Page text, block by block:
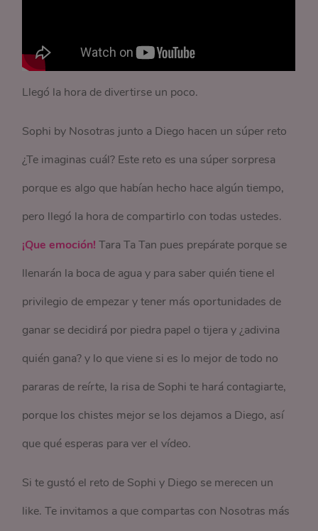
Llegó la hora de divertirse un poco.
Sophi by Nosotras junto a Diego hacen un súper reto
¿Te imaginas cuál? Este reto es una súper sorpresa
porque es algo que habían hecho hace algún tiempo,
pero llegó la hora de compartirlo con todas ustedes.
¡Que emoción! Tara Ta Tan pues prepárate porque se
llenarán la boca de agua y para saber quién tiene el
privilegio de empezar y tener más oportunidades de
ganar se decidirá por piedra papel o tijera y ¿adivina
quién gana? y lo que viene si es lo mejor de todo no
pararas de reírte, la risa de Sophi te hará contagiarte,
porque los chistes mejor se los dejamos a Diego, así
que qué esperas para ver el vídeo.
Si te gustó el reto de Sophi y Diego se merecen un
like. Te invitamos a que compartas con Nosotras más